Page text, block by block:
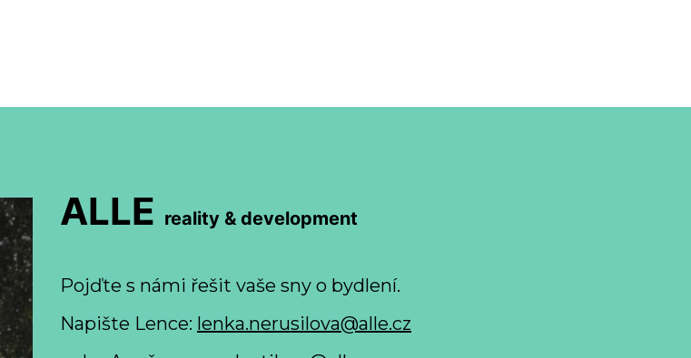
ALLE reality & development
Pojďte s námi řešit vaše sny o bydlení.
Napište Lence: lenka.nerusilova@alle.cz